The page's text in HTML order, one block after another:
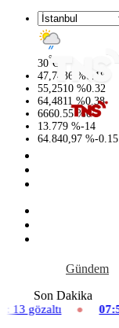
30°C
47,7436 %0.18
55,2510 %0.32
64,4811 %0.38
6660.55 %0
13.779 %-14
64.840,97 %-0.15
Gündem
Son Dakika
07:59Japonya'da aşırı